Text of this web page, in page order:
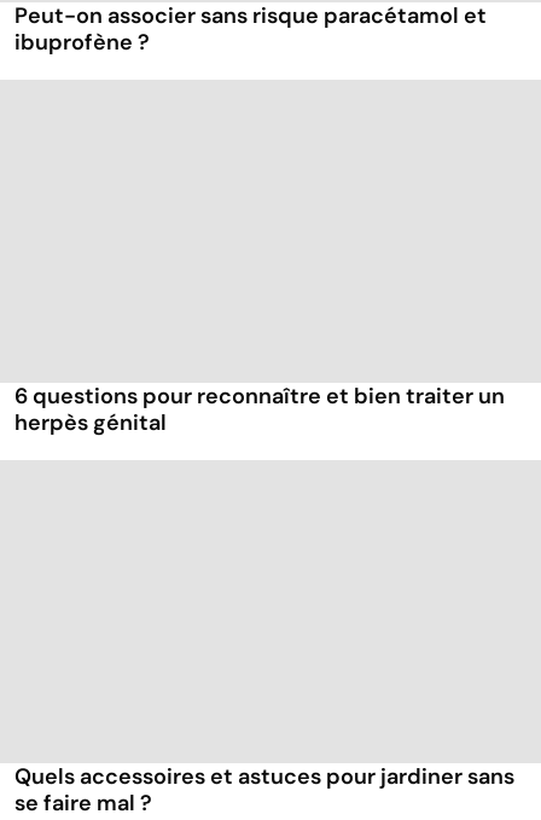
Peut-on associer sans risque paracétamol et
ibuprofène ?
6 questions pour reconnaître et bien traiter un
herpès génital
Quels accessoires et astuces pour jardiner sans
se faire mal ?